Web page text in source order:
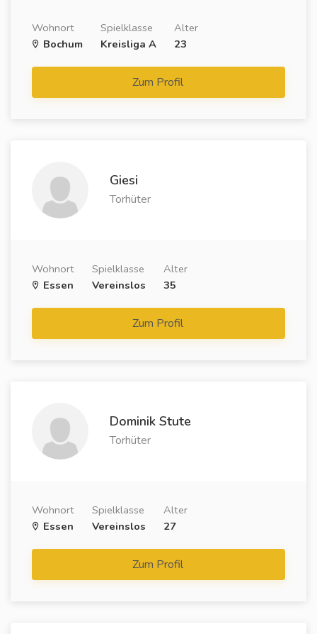
Wohnort
Bochum
Spielklasse
Kreisliga A
Alter
23
Zum Profil
Giesi
Torhüter
Wohnort
Essen
Spielklasse
Vereinslos
Alter
35
Zum Profil
Dominik Stute
Torhüter
Wohnort
Essen
Spielklasse
Vereinslos
Alter
27
Zum Profil